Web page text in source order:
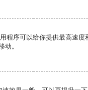
程序可以给你提供最高速度
动。